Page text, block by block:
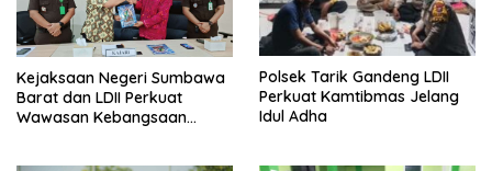
Kejaksaan Negeri Sumbawa
Barat dan LDII Perkuat
Wawasan Kebangsaan
Polsek Tarik Gandeng LDII
Perkuat Kamtibmas Jelang
Idul Adha